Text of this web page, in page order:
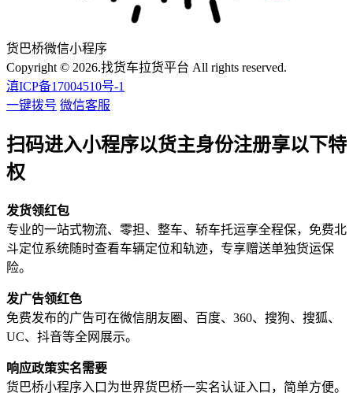
货巴桥微信小程序
Copyright © 2026.找货车拉货平台 All rights reserved.
滇ICP备17004510号-1
一键拨号 微信客服
扫码进入小程序以货主身份注册享以下特
权
发货领红包
专业的一站式物流、零担、整车、轿车托运享全程保，免费北
斗定位系统随时查看车辆定位和轨迹，专享赠送单独货运保
险。
发广告领红色
免费发布的广告可在微信朋友圈、百度、360、搜狗、搜狐、
UC、抖音等全网展示。
响应政策实名需要
货巴桥小程序入口为世界货巴桥一实名认证入口，简单方便。